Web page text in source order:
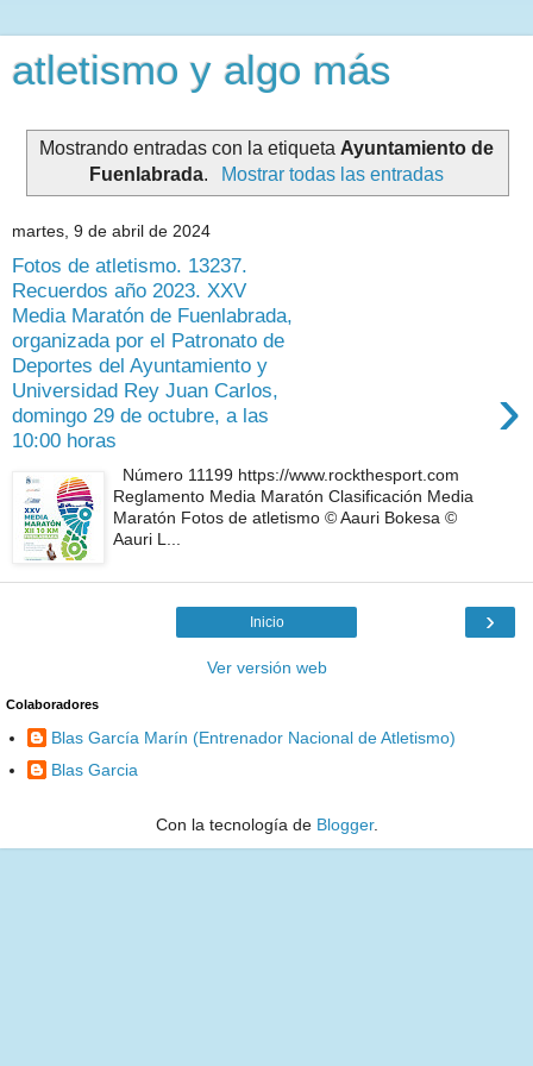
atletismo y algo más
Mostrando entradas con la etiqueta Ayuntamiento de
Fuenlabrada. Mostrar todas las entradas
martes, 9 de abril de 2024
Fotos de atletismo. 13237.
Recuerdos año 2023. XXV
Media Maratón de Fuenlabrada,
organizada por el Patronato de
Deportes del Ayuntamiento y
Universidad Rey Juan Carlos,
domingo 29 de octubre, a las
10:00 horas
›
Número 11199 https://www.rockthesport.com
Reglamento Media Maratón Clasificación Media
Maratón Fotos de atletismo © Aauri Bokesa ©
Aauri L...
›
Inicio
Ver versión web
Colaboradores
Blas García Marín (Entrenador Nacional de Atletismo)
Blas Garcia
Con la tecnología de Blogger.